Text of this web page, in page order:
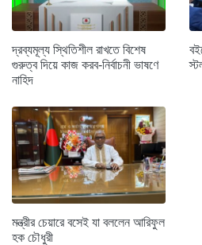
দ্রব্যমূল্য স্থিতিশীল রাখতে বিশেষ
গুরুত্ব দিয়ে কাজ করব-নির্বাচনী ভাষণে
নাহিদ
মন্ত্রীর চেয়ারে বসেই যা বললেন আরিফুল
হক চৌধুরী